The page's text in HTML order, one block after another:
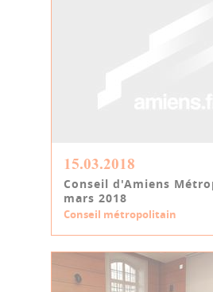
15.03.2018
Conseil d'Amiens
mars 2018
Conseil métropolitain